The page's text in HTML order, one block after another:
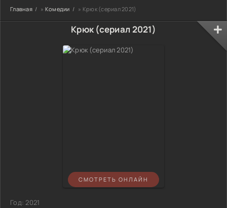
Главная » Комедии » Крюк (сериал 2021)
Крюк (сериал 2021)
СМОТРЕТЬ ОНЛАЙН
Год:2021